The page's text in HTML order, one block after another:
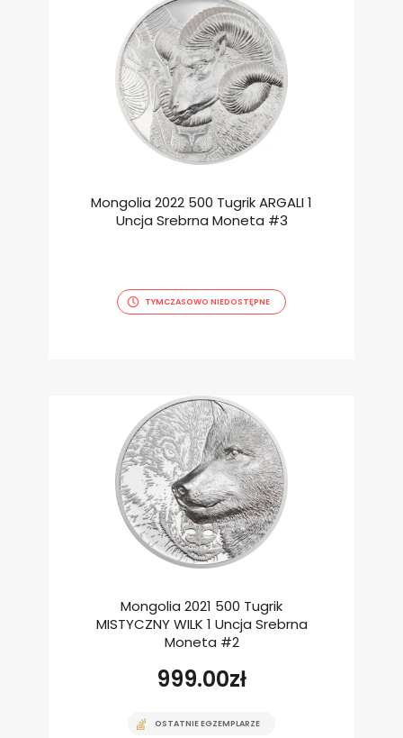
Mongolia 2022 500 Tugrik ARGALI 1
Uncja Srebrna Moneta #3
TYMCZASOWO NIEDOSTĘPNE
Mongolia 2021 500 Tugrik
MISTYCZNY WILK 1 Uncja Srebrna
Moneta #2
999.00zł
OSTATNIE EGZEMPLARZE